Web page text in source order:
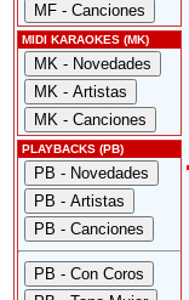
MIDI KARAOKES (MK)
PLAYBACKS (PB)